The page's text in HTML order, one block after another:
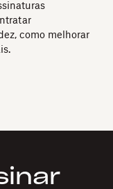
como melhorar